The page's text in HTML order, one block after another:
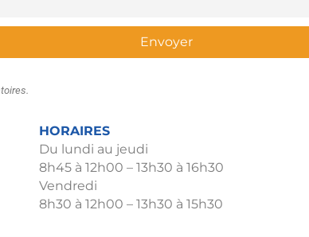
Envoyer
HORAIRES
Du lundi au jeudi
8h45 à 12h00 – 13h30 à 16h30
Vendredi
8h30 à 12h00 – 13h30 à 15h30